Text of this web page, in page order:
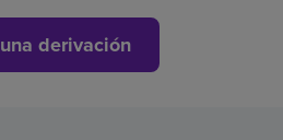
derivación